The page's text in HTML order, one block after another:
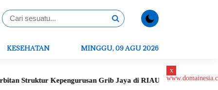
KESEHATAN MINGGU, 09 AGU 2026
Kepengurusan Grib Jaya di RIAU Peletakan Batu Pertama
x